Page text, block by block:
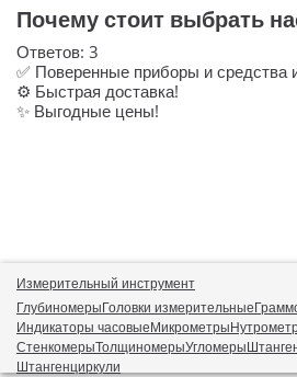
Почему стоит выбрать
Ответов: 3
✅ Поверенные приборы и средства
⚙️ Быстрая доставка!
✨ Выгодные цены!
Измерительный инструмент
ГлубиномерыГоловки измерительные
Индикаторы часовыеМикрометры
СтенкомерыТолщиномерыУгломеры
Штангенциркули